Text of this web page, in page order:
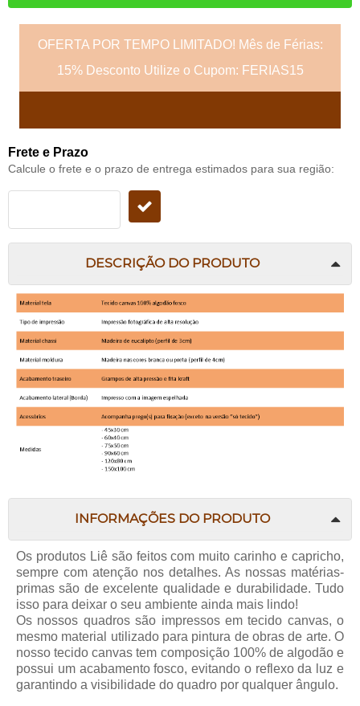
OFERTA POR TEMPO LIMITADO! Mês de Férias:
15% Desconto Utilize o Cupom: FERIAS15
Frete e Prazo
Calcule o frete e o prazo de entrega estimados para sua região:
DESCRIÇÃO DO PRODUTO
INFORMAÇÕES DO PRODUTO
Os produtos Liê são feitos com muito carinho e capricho,
sempre com atenção nos detalhes. As nossas matérias-
primas são de excelente qualidade e durabilidade. Tudo
isso para deixar o seu ambiente ainda mais lindo!
Os nossos quadros são impressos em tecido canvas, o
mesmo material utilizado para pintura de obras de arte. O
nosso tecido canvas tem composição 100% de algodão e
possui um acabamento fosco, evitando o reflexo da luz e
garantindo a visibilidade do quadro por qualquer ângulo.